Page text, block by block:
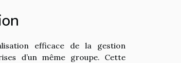
efficace de la gestion
d’un même groupe. Cette